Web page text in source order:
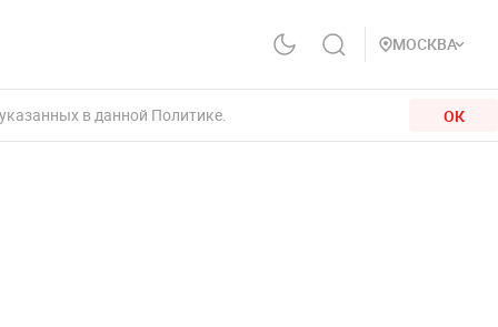
МОСКВА
в данной Политике. ОК